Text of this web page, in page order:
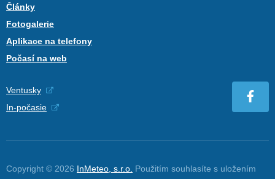
Články
Fotogalerie
Aplikace na telefony
Počasí na web
Ventusky
In-počasie
Copyright © 2026 InMeteo, s.r.o. Použitím souhlasíte s uložením